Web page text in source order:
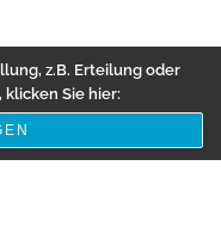
z.B. Erteilung oder
Sie hier: